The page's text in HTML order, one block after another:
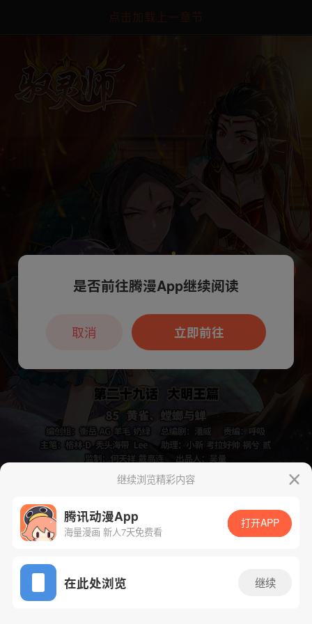
点击加载上一章节
App免费看
下一话 腾漫App免费看
继续浏览精彩内容
腾讯动漫App
海量漫画 新人7天免费看
打开APP
在此处浏览 继续
本章节仅支持App阅读，可打开App新用
户7天免费看
是否前往腾漫App继续阅读
立即前往
取消